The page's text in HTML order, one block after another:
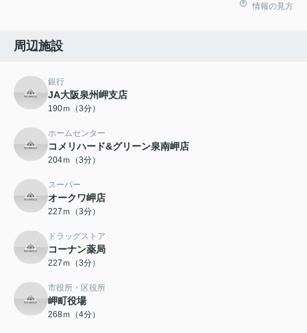
情報の見方
周辺施設
銀行
JA大阪泉州岬支店
190ｍ（3分）
ホームセンター
コメリハード&グリーン泉南岬店
204ｍ（3分）
スーパー
オークワ岬店
227ｍ（3分）
ドラッグストア
コーナン薬局
227ｍ（3分）
市役所・区役所
岬町役場
268ｍ（4分）